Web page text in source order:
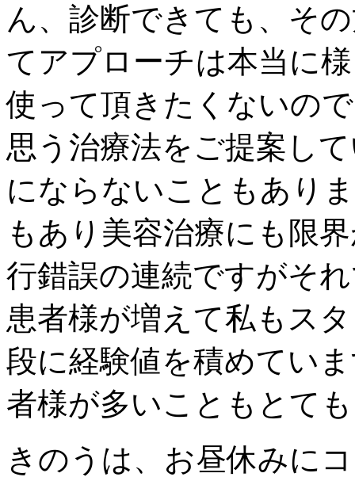
ん、診断できても、そ
てアプローチは本当に
使って頂きたくないの
思う治療法をご提案し
にならないこともあり
もあり美容治療にも限
行錯誤の連続ですがそ
患者様が増えて私もス
段に経験値を積めてい
者様が多いこともとて
きのうは、お昼休みに